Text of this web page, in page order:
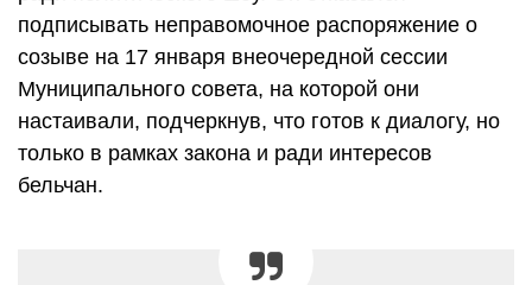
подписывать неправомочное распоряжение о
созыве на 17 января внеочередной сессии
Муниципального совета, на которой они
настаивали, подчеркнув, что готов к диалогу, но
только в рамках закона и ради интересов
бельчан.